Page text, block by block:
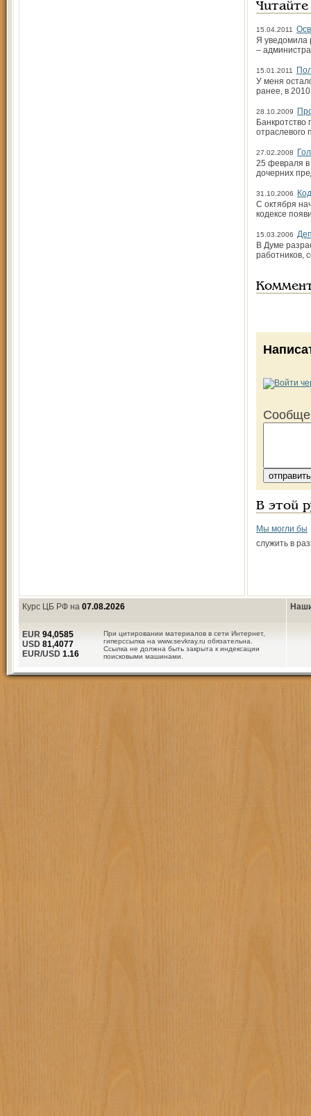
15.04.2011
Я уведомила
–
15.01.2011
У меня
ранее, в
28.10.2009
отраслевого
27.02.2008
25 февраля
дочерних
31.10.2006
С октября
кодексе
15.03.2006
В Думе
работников,
В этой
Мы могли бы
служить в
Курс ЦБ РФ на 07.08.2026
При цитировании материалов в сети Интернет,
гиперссылка на www.sevkray.ru обязательна.
Ссылка не должна быть закрыта к индексации
поисковыми машинами.
EUR 94,0585
USD 81,4077
EUR/USD 1.16